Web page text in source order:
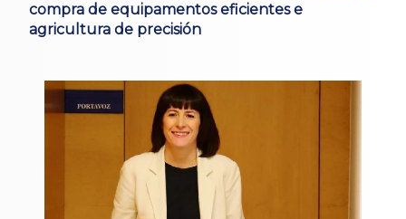
compra de equipamentos eficientes e
agricultura de precisión